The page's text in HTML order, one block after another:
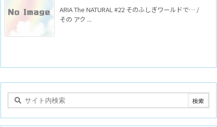
ARIA The NATURAL #22 そのふしぎワールドで… /
その アク ...